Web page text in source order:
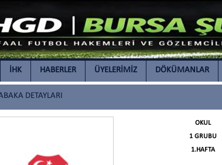
İHK HABERLER ÜYELERİMİZ DÖKÜMANLAR
DETAYLARI
OKUL
1 GRUBU
1.HAFTA